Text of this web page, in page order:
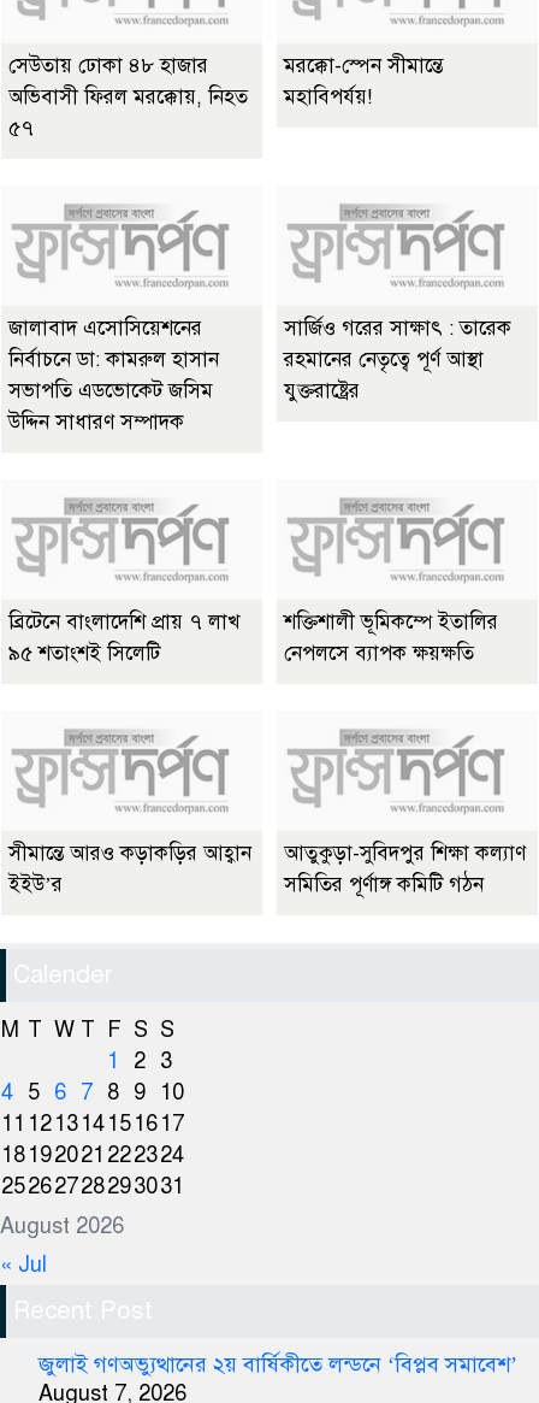
সেউতায় ঢোকা ৪৮ হাজার
অভিবাসী ফিরল মরক্কোয়, নিহত
৫৭
মরক্কো-স্পেন সীমান্তে
মহাবিপর্যয়!
জালাবাদ এসোসিয়েশনের
নির্বাচনে ডা: কামরুল হাসান
সভাপতি এডভোকেট জসিম
উদ্দিন সাধারণ সম্পাদক
সার্জিও গরের সাক্ষাৎ : তারেক
রহমানের নেতৃত্বে পূর্ণ আস্থা
যুক্তরাষ্ট্রের
ব্রিটেনে বাংলাদেশি প্রায় ৭ লাখ
৯৫ শতাংশই সিলেটি
শক্তিশালী ভূমিকম্পে ইতালির
নেপলসে ব্যাপক ক্ষয়ক্ষতি
সীমান্তে আরও কড়াকড়ির আহ্বান
ইইউ’র
আতুকুড়া-সুবিদপুর শিক্ষা কল্যাণ
সমিতির পূর্ণাঙ্গ কমিটি গঠন
Calender
August 2026
M T W T F S S
1
2 3
4 5 6 7 8 9
10
11 121314151617
18192021 222324
25262728293031
« Jul
Recent Post
জুলাই গণঅভ্যুত্থানের ২য় বার্ষিকীতে লন্ডনে ‘বিপ্লব সমাবেশ’
August 7, 2026